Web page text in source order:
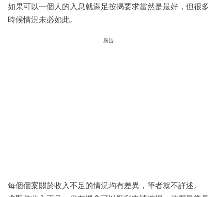
如果可以一個人的入息就滿足按揭要求當然是最好，但很多
時候情況未必如此。
廣告
每個個案關於收入不足的情況均有差異，筆者就不詳述。